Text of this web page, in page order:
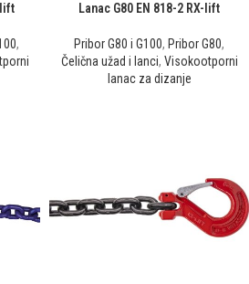
lift
,
Lanac G80 EN 818-2 RX-lift
Pribor G80 i G100, Pribor G80,
Čelična užad i lanci, Visokootporni
lanac za dizanje